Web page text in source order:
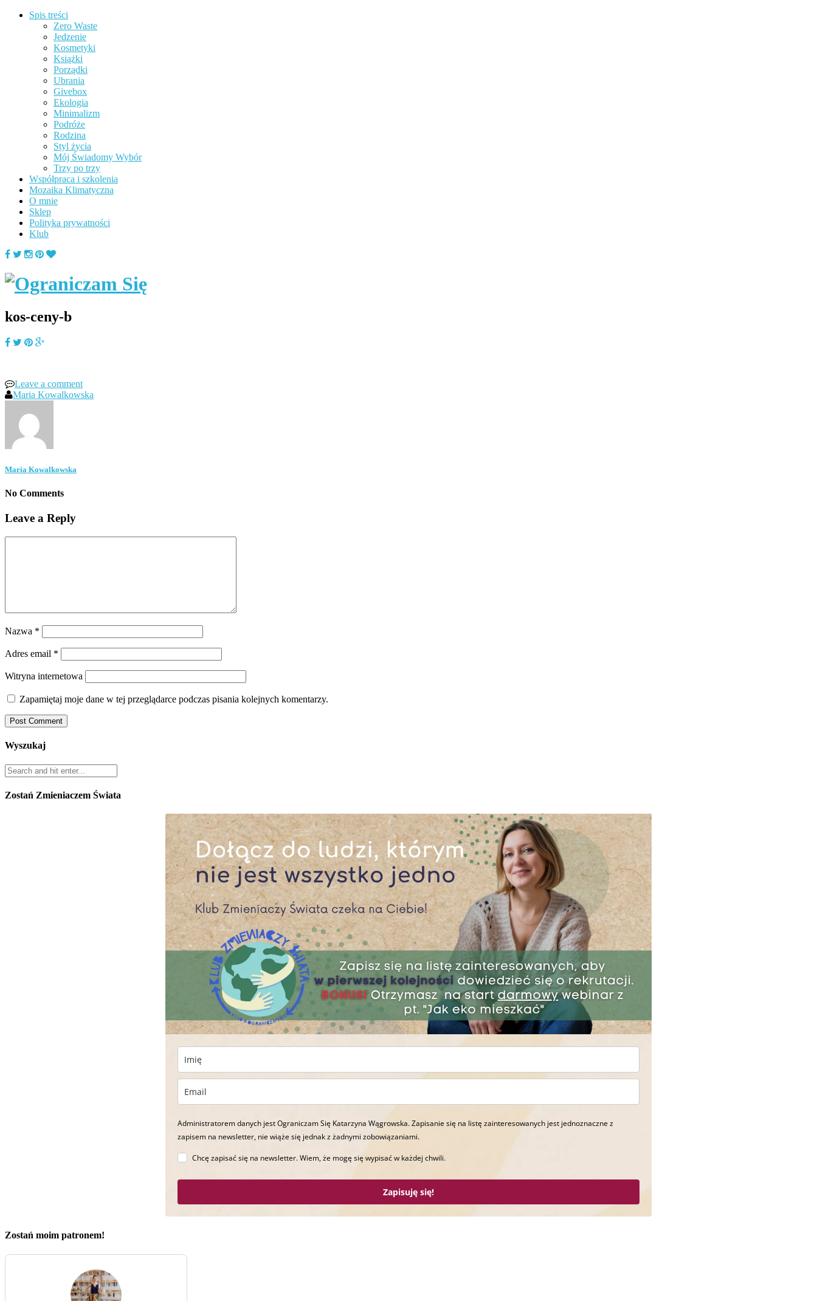
Spis treści
Zero Waste
Jedzenie
Kosmetyki
Książki
Porządki
Ubrania
Givebox
Ekologia
Minimalizm
Podróże
Rodzina
Styl życia
Mój Świadomy Wybór
Trzy po trzy
Współpraca i szkolenia
Mozaika Klimatyczna
O mnie
Sklep
Polityka prywatności
Klub
kos-ceny-b
Leave a comment
Maria Kowalkowska
Maria Kowalkowska
No Comments
Leave a Reply
Nazwa *
Adres email *
Witryna internetowa
Zapamiętaj moje dane w tej przeglądarce podczas pisania kolejnych komentarzy.
Wyszukaj
Zostań Zmieniaczem Świata
Administratorem danych jest Ograniczam Się Katarzyna Wągrowska. Zapisanie się na listę zainteresowanych jest jednoznaczne z
zapisem na newsletter, nie wiąże się jednak z żadnymi zobowiązaniami.
Chcę zapisać się na newsletter. Wiem, że mogę się wypisać w każdej chwili.
Zapisuję się!
Zostań moim patronem!